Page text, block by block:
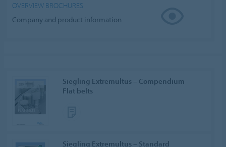
OVERVIEW BROCHURES
Company and product information
Siegling Extremultus – Compendium
Flat belts
Siegling Extremultus – Standard